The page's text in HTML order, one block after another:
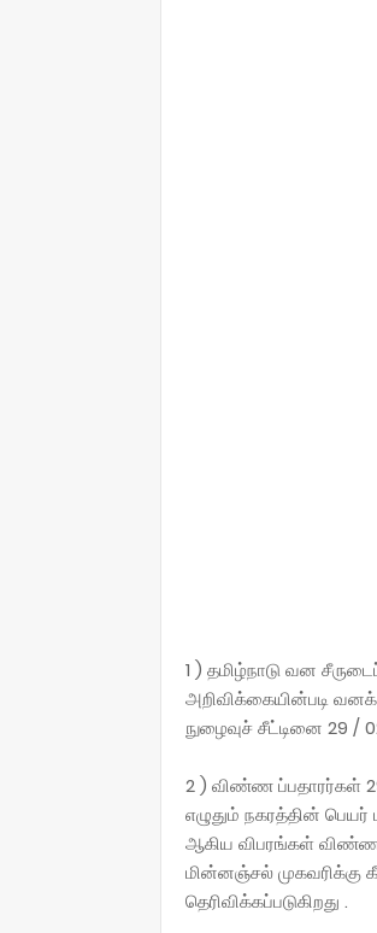
1 ) தமிழ்நாடு வன
அறிவிக்கையின்படி
நுழைவுச் சீட்டினை 29 /
2 ) விண்ண ப்பதாரர்கள்
எழுதும் நகரத்தின் பெயர்
ஆகிய விபரங்கள் விண்ண
மின்னஞ்சல் முகவரிக்கு
தெரிவிக்கப்படுகிறது .